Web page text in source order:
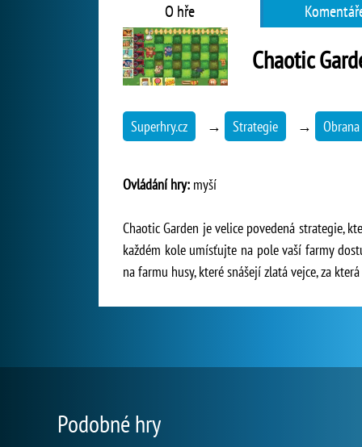
O hře
Chaotic
Superhry.cz → Strategie →
Ovládání hry: myší
Chaotic Garden je velice povedená strategie,
každém kole umísťujte na pole vaší farmy
na farmu husy, které snášejí zlatá vejce, za
Podobné hry